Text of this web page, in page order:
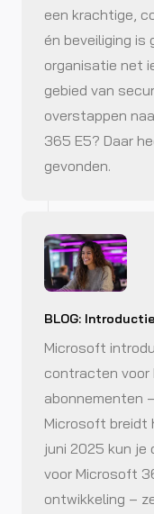
een krachtige,
én beveiliging is
organisatie net
gebied van
overstappen
365 E5? Daar
gevonden.
BLOG:
Microsoft
contracten voor
abonnementen
Microsoft breidt
juni 2025 kun
voor Microsoft
ontwikkeling –